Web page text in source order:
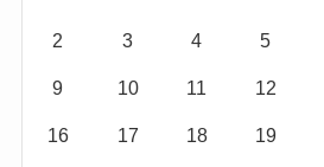
2 3 4 5
9 10 11 12
16 17 18 19